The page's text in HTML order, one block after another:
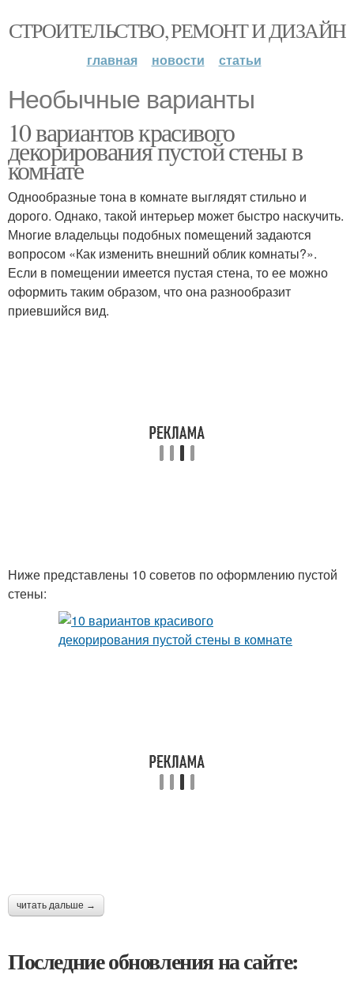
СТРОИТЕЛЬСТВО, РЕМОНТ И ДИЗАЙН
главная новости статьи
Необычные варианты
10 вариантов красивого
декорирования пустой стены в
комнате
Однообразные тона в комнате выглядят стильно и
дорого. Однако, такой интерьер может быстро наскучить.
Многие владельцы подобных помещений задаются
вопросом «Как изменить внешний облик комнаты?».
Если в помещении имеется пустая стена, то ее можно
оформить таким образом, что она разнообразит
приевшийся вид.
Ниже представлены 10 советов по оформлению пустой
стены:
читать дальше →
Последние обновления на сайте: